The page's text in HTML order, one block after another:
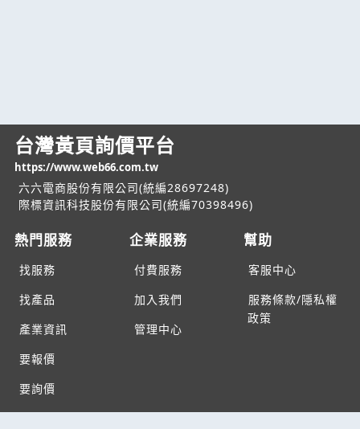
台灣黃頁詢價平台
https://www.web66.com.tw
六六電商股份有限公司(統編28697248)
際標資訊科技股份有限公司(統編70398496)
熱門服務
找服務
找產品
產業資訊
要報價
要詢價
企業服務
付費服務
加入我們
管理中心
幫助
客服中心
服務條款/隱私權
政策